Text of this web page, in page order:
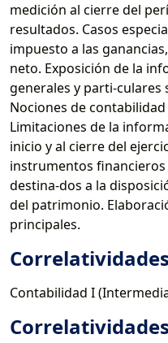
medición al cierre del
resultados. Casos
impuesto a las
neto. Exposición de la
generales y parti-culares
Nociones de
Limitaciones de la
inicio y al cierre del
instrumentos
destina-dos a la
del patrimonio.
principales.
Contabilidad I